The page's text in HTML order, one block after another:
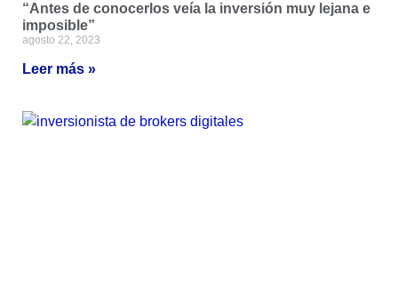
“Antes de conocerlos veía la inversión muy lejana e
imposible”
agosto 22, 2023
Leer más »